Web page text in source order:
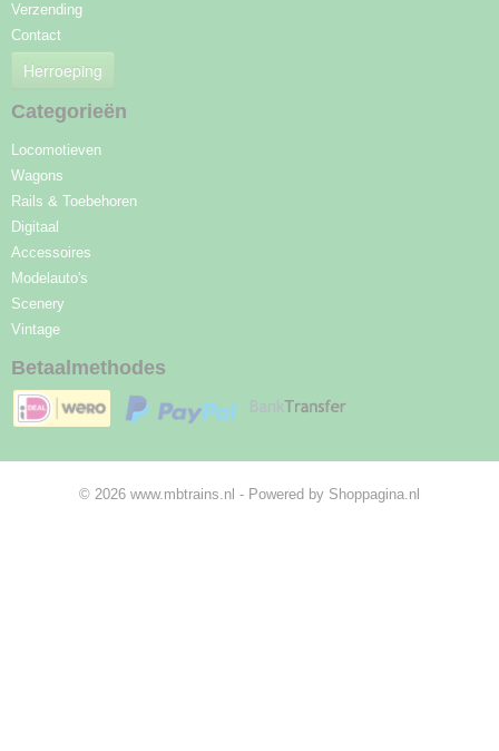
Verzending
Contact
Herroeping
Categorieën
Locomotieven
Wagons
Rails & Toebehoren
Digitaal
Accessoires
Modelauto's
Scenery
Vintage
Betaalmethodes
© 2026 www.mbtrains.nl - Powered by Shoppagina.nl